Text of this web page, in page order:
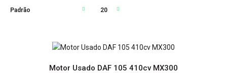
Motor Usado DAF 105 410cv MX300